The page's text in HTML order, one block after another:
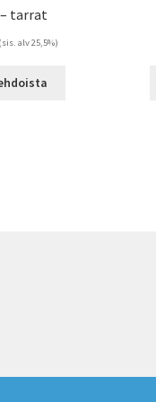
tarrat
(sis. alv 25,5%)